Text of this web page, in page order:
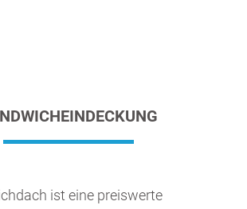
ist eine preiswerte